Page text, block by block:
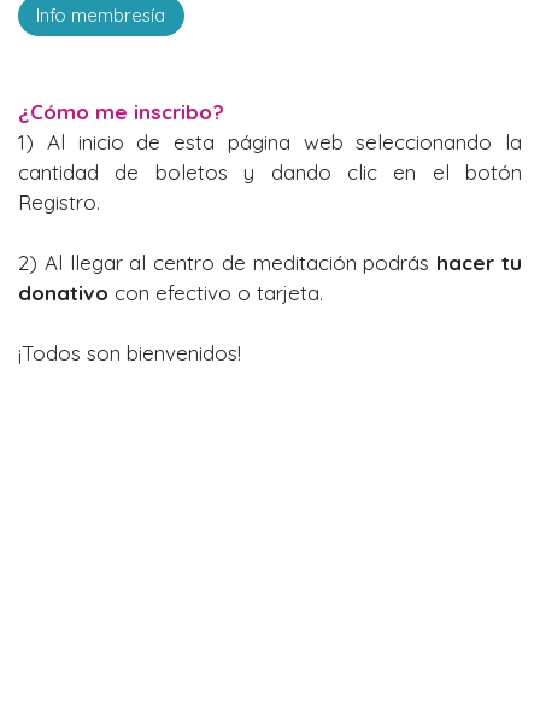
Info membresía
¿Cómo me inscribo?
1) Al inicio de esta página web seleccionando la
cantidad de boletos y dando clic en el botón
Registro.
2) Al llegar al centro de meditación podrás hacer tu
donativo con efectivo o tarjeta.
¡Todos son bienvenidos!